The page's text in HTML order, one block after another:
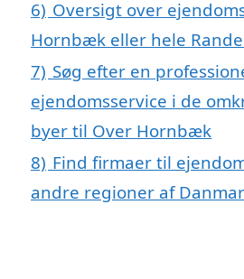
6) Oversigt over
Hornbæk eller hele
7) Søg efter en
ejendomsservice i de
byer til Over Hornbæk
8) Find firmaer til
andre regioner af